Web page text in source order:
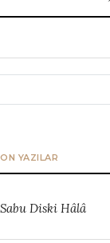
YAZILAR
Sabu Diski Hâlâ